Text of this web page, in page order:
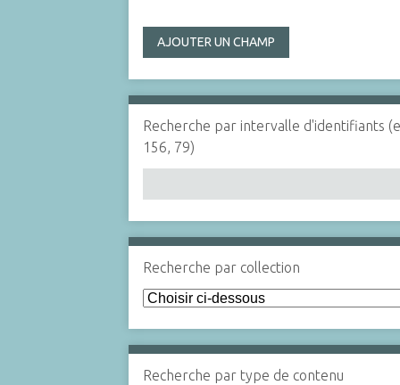
AJOUTER UN CHAMP
Recherche par intervalle d'identifiants
156, 79)
Recherche par collection
Recherche par type de contenu